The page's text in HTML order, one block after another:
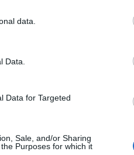
data.
Data.
Data for Targeted
Sale, and/or Sharing
Purposes for which it
e Fancello –
di invio
priorità
della
a
di espletare i